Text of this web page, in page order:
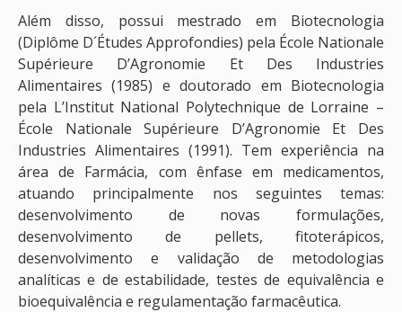
Além disso, possui mestrado em Biotecnologia
(Diplôme D´Études Approfondies) pela École Nationale
Supérieure D’Agronomie Et Des Industries
Alimentaires (1985) e doutorado em Biotecnologia
pela L’Institut National Polytechnique de Lorraine –
École Nationale Supérieure D’Agronomie Et Des
Industries Alimentaires (1991). Tem experiência na
área de Farmácia, com ênfase em medicamentos,
atuando principalmente nos seguintes temas:
desenvolvimento de novas formulações,
desenvolvimento de pellets, fitoterápicos,
desenvolvimento e validação de metodologias
analíticas e de estabilidade, testes de equivalência e
bioequivalência e regulamentação farmacêutica.